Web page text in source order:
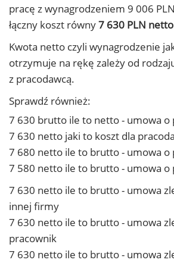
pracę z wynagrodzeniem 9 006
łączny koszt równy7 630 PLN
Kwota netto czyli wynagrodzenie
otrzymuje na rękę zależy od
z pracodawcą.
Sprawdź również:
7 630 brutto ile to netto - umowa o
7 630 netto jaki to koszt dla
7 680 netto ile to brutto - umowa o
7 580 netto ile to brutto - umowa o
7 630 netto ile to brutto - umowa
innej firmy
7 630 netto ile to brutto - umowa
pracownik
7 630 netto ile to brutto - umowa